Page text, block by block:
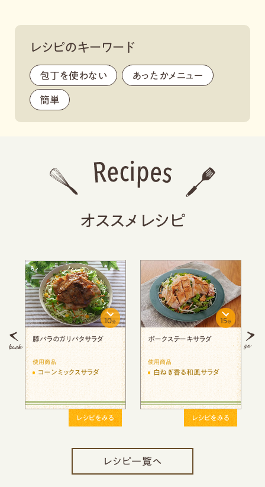
レシピのキーワード
包丁を使わない , あったかメニュー ,
簡単
オススメレシピ
豚バラのガリバタサラダ
10分
使用商品
コーンミックスサラダ
レシピをみる
ポークステーキサラダ
15分
使用商品
白ねぎ香る和風サラダ
レシピをみる
レシピ一覧へ